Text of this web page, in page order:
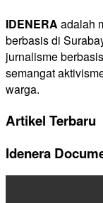
IDENERA adalah
berbasis di
jurnalisme
semangat
warga.
Artikel Terbaru
Idenera